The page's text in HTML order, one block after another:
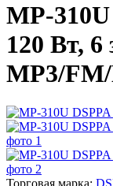
MP-
120 Вт, 6
MP3/
Торговая марка: